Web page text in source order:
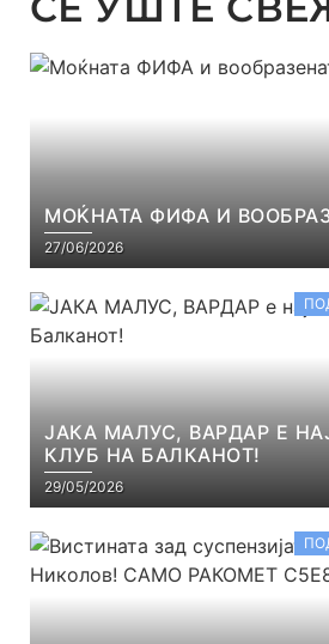
МОЌНАТА ФИФА И
27/06/2026
ЈАКА МАЛУС, ВАРДАР Е
КЛУБ НА БАЛКАНОТ!
29/05/2026